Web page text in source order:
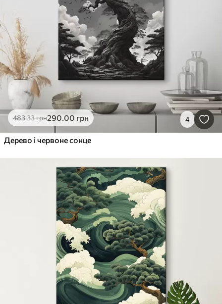
483.33грн290.00 грн 4
Дерево і червоне сонце